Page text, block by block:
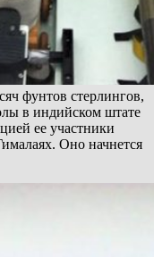
фунтов стерлингов,
в индийском штате
ее участники
Оно начнется